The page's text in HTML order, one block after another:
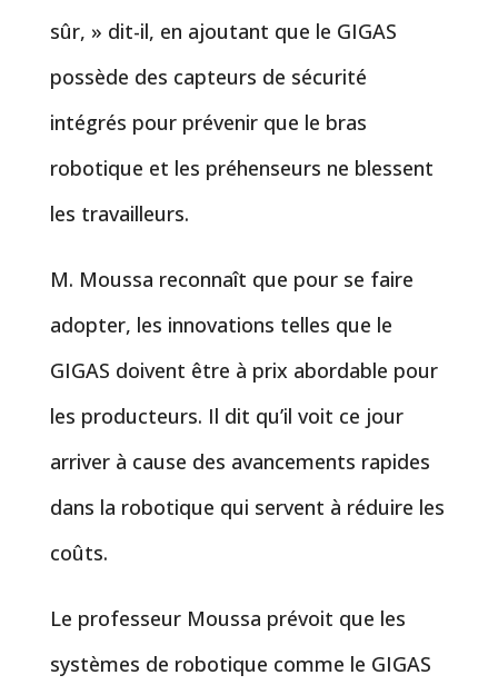
sûr, » dit-il, en ajoutant que le GIGAS
possède des capteurs de sécurité
intégrés pour prévenir que le bras
robotique et les préhenseurs ne blessent
les travailleurs.
M. Moussa reconnaît que pour se faire
adopter, les innovations telles que le
GIGAS doivent être à prix abordable pour
les producteurs. Il dit qu’il voit ce jour
arriver à cause des avancements rapides
dans la robotique qui servent à réduire les
coûts.
Le professeur Moussa prévoit que les
systèmes de robotique comme le GIGAS